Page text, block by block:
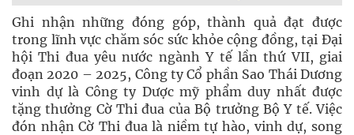
Ghi nhận những đóng góp, thành quả đạt được
trong lĩnh vực chăm sóc sức khỏe cộng đồng, tại Đại
hội Thi đua yêu nước ngành Y tế lần thứ VII, giai
đoạn 2020 – 2025, Công ty Cổ phần Sao Thái Dương
vinh dự là Công ty Dược mỹ phẩm duy nhất được
tặng thưởng Cờ Thi đua của Bộ trưởng Bộ Y tế. Việc
đón nhận Cờ Thi đua là niềm tự hào, vinh dự, song